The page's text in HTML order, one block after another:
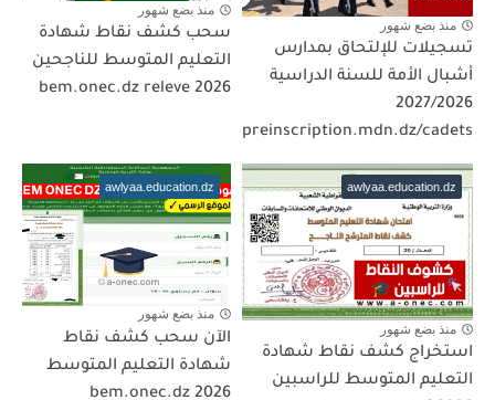
منذ بضع شهور
تسجيلات للإلتحاق بمدارس
أشبال الأمة للسنة الدراسية
2027/2026
preinscription.mdn.dz/cadets
منذ بضع شهور
سحب كشف نقاط شهادة
التعليم المتوسط للناجحين
2026 bem.onec.dz releve
awlyaa.education.dz
منذ بضع شهور
استخراج كشف نقاط شهادة
التعليم المتوسط للراسبين
awlyaa.education.dz
منذ بضع شهور
الآن سحب كشف نقاط
شهادة التعليم المتوسط
2026 bem.onec.dz